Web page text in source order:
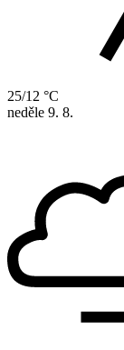
25/12 °C
neděle 9. 8.